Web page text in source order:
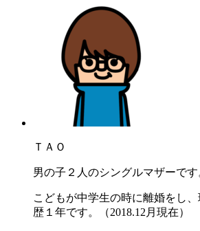
ＴＡＯ
男の子２人のシングルマザーです
こどもが中学生の時に離婚をし
歴１年です。（2018.12月現在）